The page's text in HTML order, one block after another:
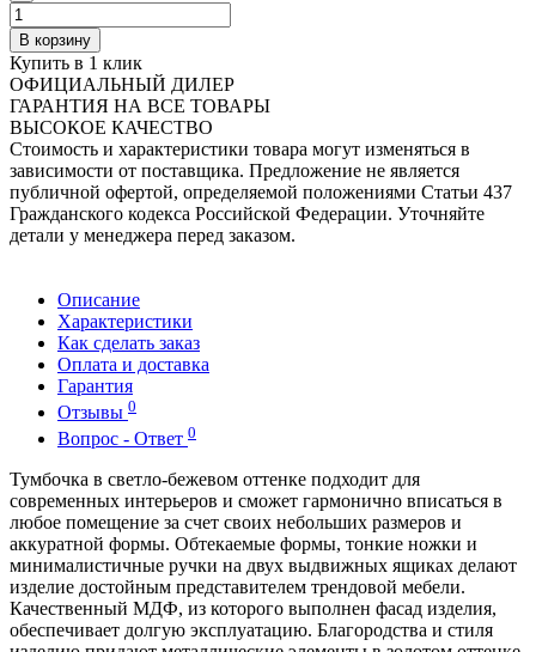
В корзину
Купить в 1 клик
ОФИЦИАЛЬНЫЙ ДИЛЕР
ГАРАНТИЯ НА ВСЕ ТОВАРЫ
ВЫСОКОЕ КАЧЕСТВО
Стоимость и характеристики товара могут изменяться в
зависимости от поставщика. Предложение не является
публичной офертой, определяемой положениями Статьи 437
Гражданского кодекса Российской Федерации. Уточняйте
детали у менеджера перед заказом.
Описание
Характеристики
Как сделать заказ
Оплата и доставка
Гарантия
Отзывы 0
Вопрос - Ответ 0
Тумбочка в светло-бежевом оттенке подходит для
современных интерьеров и сможет гармонично вписаться в
любое помещение за счет своих небольших размеров и
аккуратной формы. Обтекаемые формы, тонкие ножки и
минималистичные ручки на двух выдвижных ящиках делают
изделие достойным представителем трендовой мебели.
Качественный МДФ, из которого выполнен фасад изделия,
обеспечивает долгую эксплуатацию. Благородства и стиля